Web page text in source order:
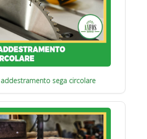
sega circolare